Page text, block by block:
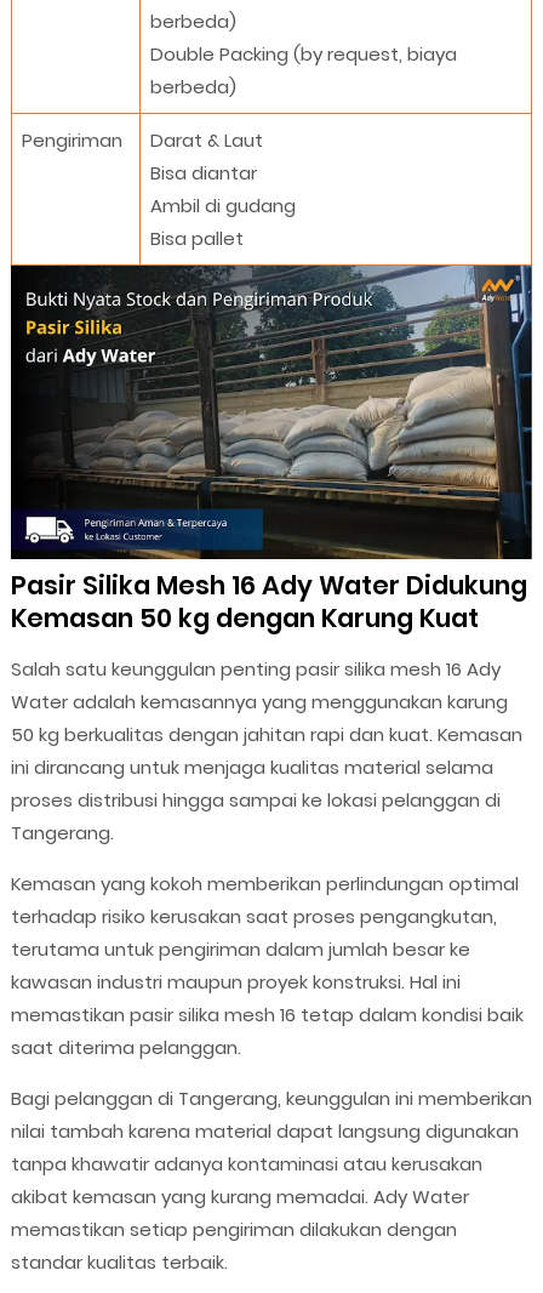
berbeda)
Double Packing (by request, biaya
berbeda)
Pengiriman
Darat & Laut
Bisa diantar
Ambil di gudang
Bisa pallet
Pasir Silika Mesh 16 Ady Water Didukung
Kemasan 50 kg dengan Karung Kuat
Salah satu keunggulan penting pasir silika mesh 16 Ady
Water adalah kemasannya yang menggunakan karung
50 kg berkualitas dengan jahitan rapi dan kuat. Kemasan
ini dirancang untuk menjaga kualitas material selama
proses distribusi hingga sampai ke lokasi pelanggan di
Tangerang.
Kemasan yang kokoh memberikan perlindungan optimal
terhadap risiko kerusakan saat proses pengangkutan,
terutama untuk pengiriman dalam jumlah besar ke
kawasan industri maupun proyek konstruksi. Hal ini
memastikan pasir silika mesh 16 tetap dalam kondisi baik
saat diterima pelanggan.
Bagi pelanggan di Tangerang, keunggulan ini memberikan
nilai tambah karena material dapat langsung digunakan
tanpa khawatir adanya kontaminasi atau kerusakan
akibat kemasan yang kurang memadai. Ady Water
memastikan setiap pengiriman dilakukan dengan
standar kualitas terbaik.